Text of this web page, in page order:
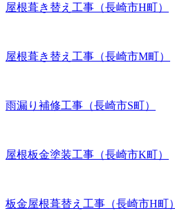
屋根葺き替え工事（長崎市H町）
屋根葺き替え工事（長崎市M町）
雨漏り補修工事（長崎市S町）
屋根板金塗装工事（長崎市K町）
板金屋根葺替え工事（長崎市H町）